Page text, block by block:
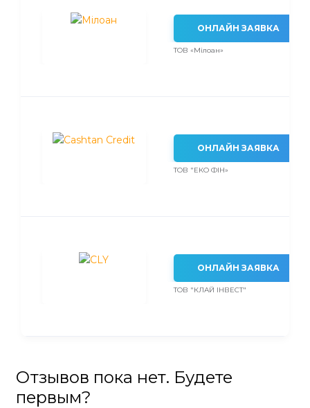
ОНЛАЙН ЗАЯВКА
ТОВ «Мілоан»
ОНЛАЙН ЗАЯВКА
ТОВ "ЕКО ФІН»
ОНЛАЙН ЗАЯВКА
ТОВ "КЛАЙ ІНВЕСТ"
Отзывов пока нет. Будете
первым?